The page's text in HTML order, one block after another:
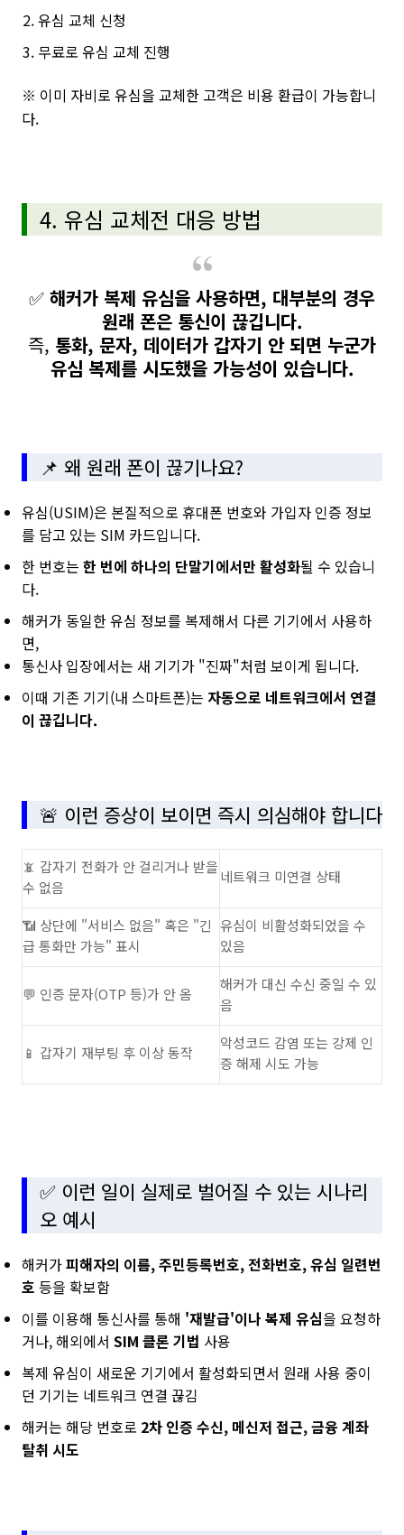
유심 교체 신청
무료로 유심 교체 진행
※ 이미 자비로 유심을 교체한 고객은 비용 환급이 가능합니
다.
4. 유심 교체전 대응 방법
✅ 해커가 복제 유심을 사용하면, 대부분의 경우
원래 폰은 통신이 끊깁니다.
즉, 통화, 문자, 데이터가 갑자기 안 되면 누군가
유심 복제를 시도했을 가능성이 있습니다.
📌 왜 원래 폰이 끊기나요?
유심(USIM)은 본질적으로 휴대폰 번호와 가입자 인증 정보
를 담고 있는 SIM 카드입니다.
한 번호는 한 번에 하나의 단말기에서만 활성화될 수 있습니
다.
해커가 동일한 유심 정보를 복제해서 다른 기기에서 사용하
면,
통신사 입장에서는 새 기기가 "진짜"처럼 보이게 됩니다.
이때 기존 기기(내 스마트폰)는 자동으로 네트워크에서 연결
이 끊깁니다.
🚨 이런 증상이 보이면 즉시 의심해야 합니다
📵 갑자기 전화가 안 걸리거나 받을
수 없음
네트워크 미연결 상태
📶 상단에 "서비스 없음" 혹은 "긴
급 통화만 가능" 표시
유심이 비활성화되었을 수
있음
💬 인증 문자(OTP 등)가 안 옴
해커가 대신 수신 중일 수 있
음
📱 갑자기 재부팅 후 이상 동작
악성코드 감염 또는 강제 인
증 해제 시도 가능
✅ 이런 일이 실제로 벌어질 수 있는 시나리
오 예시
해커가피해자의 이름, 주민등록번호, 전화번호, 유심 일련번
호 등을 확보함
이를 이용해 통신사를 통해 '재발급'이나 복제 유심을 요청하
거나, 해외에서 SIM 클론 기법 사용
복제 유심이 새로운 기기에서 활성화되면서 원래 사용 중이
던 기기는 네트워크 연결 끊김
해커는 해당 번호로 2차 인증 수신, 메신저 접근, 금융 계좌
탈취 시도